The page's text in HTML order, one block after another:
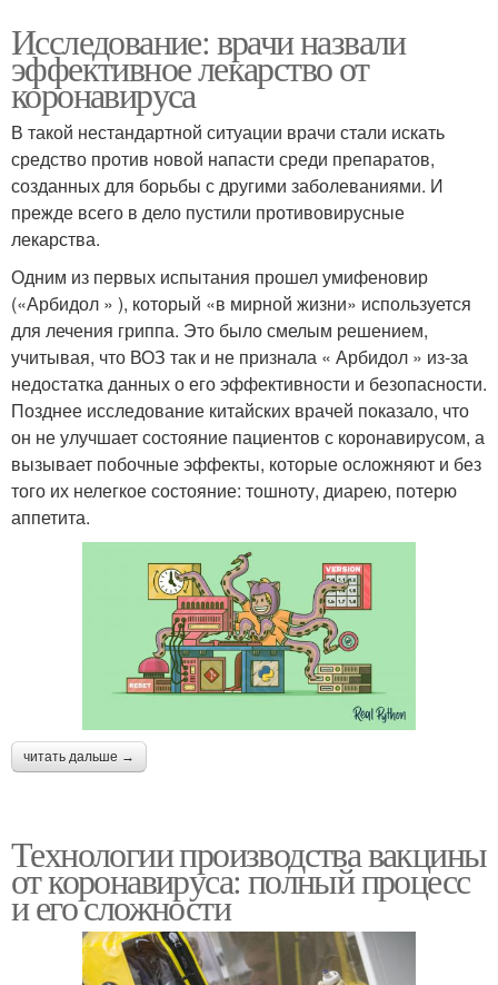
Исследование: врачи назвали
эффективное лекарство от
коронавируса
В такой нестандартной ситуации врачи стали искать
средство против новой напасти среди препаратов,
созданных для борьбы с другими заболеваниями. И
прежде всего в дело пустили противовирусные
лекарства.
Одним из первых испытания прошел умифеновир
(«Арбидол » ), который «в мирной жизни» используется
для лечения гриппа. Это было смелым решением,
учитывая, что ВОЗ так и не признала « Арбидол » из-за
недостатка данных о его эффективности и безопасности.
Позднее исследование китайских врачей показало, что
он не улучшает состояние пациентов с коронавирусом, а
вызывает побочные эффекты, которые осложняют и без
того их нелегкое состояние: тошноту, диарею, потерю
аппетита.
читать дальше →
Технологии производства вакцины
от коронавируса: полный процесс
и его сложности